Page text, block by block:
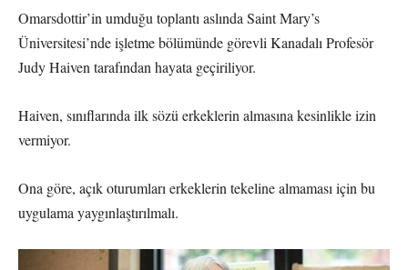
Omarsdottir’in umduğu toplantı aslında Saint Mary’s
Üniversitesi’nde işletme bölümünde görevli Kanadalı Profesör
Judy Haiven tarafından hayata geçiriliyor.
Haiven, sınıflarında ilk sözü erkeklerin almasına kesinlikle izin
vermiyor.
Ona göre, açık oturumları erkeklerin tekeline almaması için bu
uygulama yaygınlaştırılmalı.